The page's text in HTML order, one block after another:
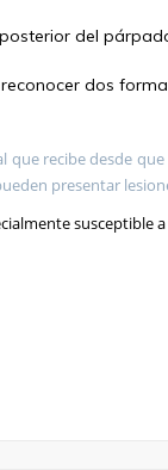
del
dos
recibe desde
presentar